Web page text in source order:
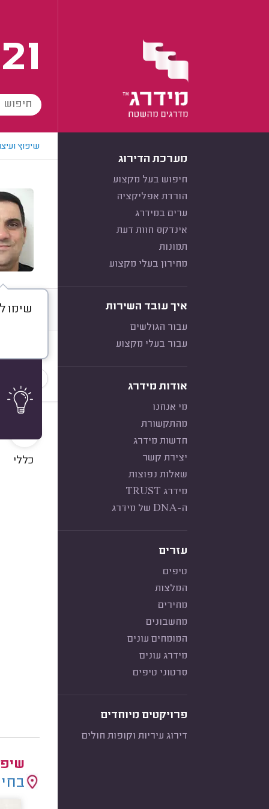
מערכת הדירוג
חיפוש בעל מקצוע
הורדת אפליקציה
ערים במידרג
אינדקס חוות דעת
תמונות
מחירון בעלי מקצוע
איך עובד השירות
עבור הגולשים
עבור בעלי מקצוע
אודות מידרג
מי אנחנו
מהתקשורת
חדשות מידרג
יצירת קשר
שאלות נפוצות
מידרג TRUST
ה-DNA של מידרג
עזרים
טיפים
המלצות
מחירים
מחשבונים
המומחים עונים
מידרג עונים
סרטוני טיפים
פרויקטים מיוחדים
דירוג עיריות וקופות חולים
שיפוץ
שימו
דברו
10
כללי